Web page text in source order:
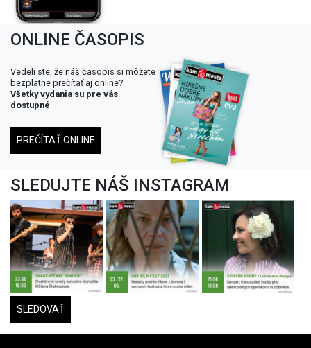
ONLINE ČASOPIS
Vedeli ste, že náš časopis si môžete
bezplatne prečítať aj online?
Všetky vydania su pre vás
dostupné
PREČÍTAŤ ONLINE
SLEDUJTE NÁŠ INSTAGRAM
SLEDOVAŤ